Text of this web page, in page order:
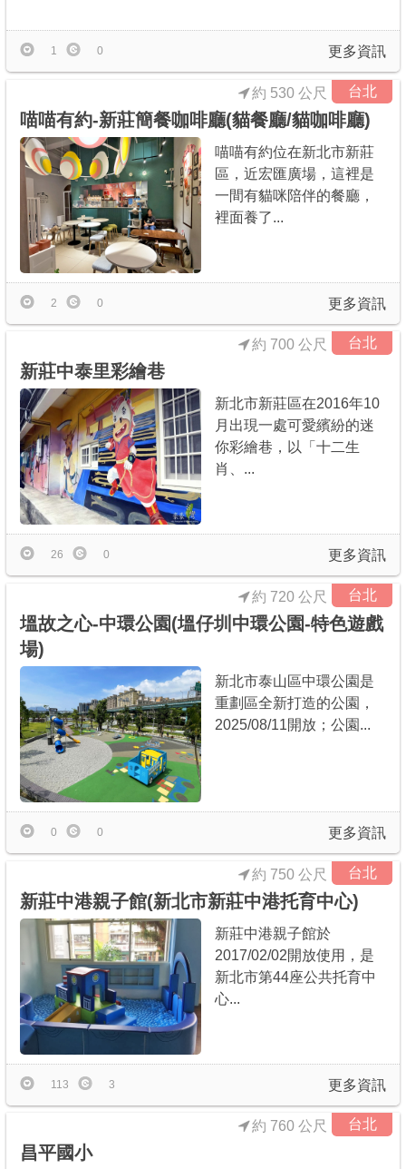
更多資訊
1 0
台北
約 530 公尺
喵喵有約-新莊簡餐咖啡廳(貓餐廳/貓咖啡廳)
喵喵有約位在新北市新莊
區，近宏匯廣場，這裡是
一間有貓咪陪伴的餐廳，
裡面養了...
更多資訊
2 0
台北
約 700 公尺
新莊中泰里彩繪巷
新北市新莊區在2016年10
月出現一處可愛繽紛的迷
你彩繪巷，以「十二生
肖、...
更多資訊
26 0
台北
約 720 公尺
塭故之心-中環公園(塭仔圳中環公園-特色遊戲
場)
新北市泰山區中環公園是
重劃區全新打造的公園，
2025/08/11開放；公園...
更多資訊
0 0
台北
約 750 公尺
新莊中港親子館(新北市新莊中港托育中心)
新莊中港親子館於
2017/02/02開放使用，是
新北市第44座公共托育中
心...
更多資訊
113 3
台北
約 760 公尺
昌平國小